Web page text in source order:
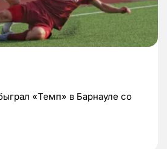
«Темп» в Барнауле со